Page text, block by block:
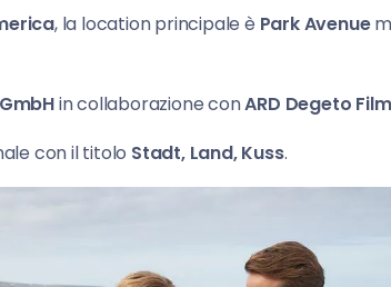
, la location principale è Park Avenue
in collaborazione conARD Degeto
con il titolo Stadt, Land, Kuss.